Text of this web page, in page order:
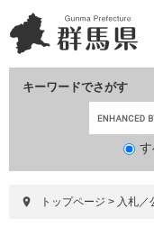
ー
ジ
ニ
ュ
て
キーワードでさがす
す
トップページ > 入札／